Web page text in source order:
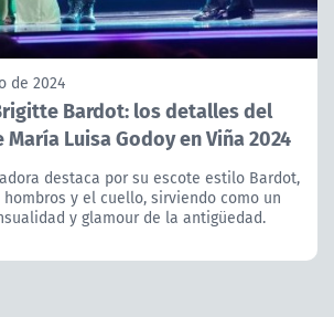
de 2024
Bardot: los detalles del
Luisa Godoy en Viña 2024
destaca por su escote estilo Bardot,
y el cuello, sirviendo como un
y glamour de la antigüedad.